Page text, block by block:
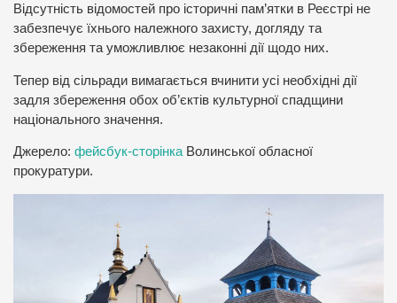
Відсутність відомостей про історичні пам’ятки в Реєстрі не
забезпечує їхнього належного захисту, догляду та
збереження та уможливлює незаконні дії щодо них.
Тепер від сільради вимагається вчинити усі необхідні дії
задля збереження обох об’єктів культурної спадщини
національного значення.
Джерело: фейсбук-сторінкаВолинської обласної
прокуратури.